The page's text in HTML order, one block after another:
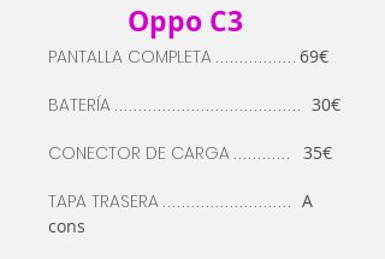
Oppo C3
PANTALLA COMPLETA ................. 69€
BATERÍA ....................................... 30€
CONECTOR DE CARGA ............ 35€
TAPA TRASERA ........................... A
cons